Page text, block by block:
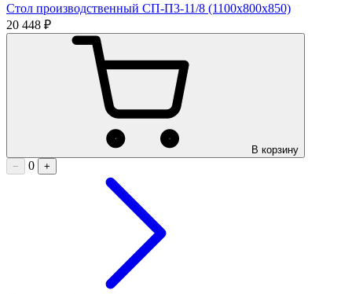
Стол производственный СП-П3-11/8 (1100х800х850)
20 448 ₽
В корзину
−
0 +